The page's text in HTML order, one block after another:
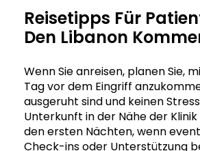
Reisetipps Für
Den Libanon
Wenn Sie anreisen, planen Sie,
Tag vor dem Eingriff
ausgeruht sind und keinen
Unterkunft in der Nähe der
den ersten Nächten, wenn
Check-ins oder Unterstützung